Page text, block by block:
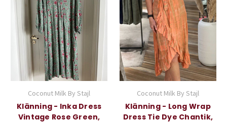
Coconut Milk By Stajl
Klänning - Inka Dress
Vintage Rose Green,
Coconut Milk By Stajl
Klänning - Long Wrap
Dress Tie Dye Chantik,